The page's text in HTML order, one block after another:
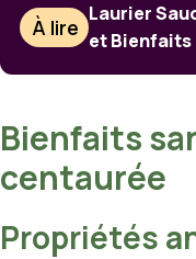
À lire
Laurier
et Bienfaits
Bienfaits
centaurée
Propriétés